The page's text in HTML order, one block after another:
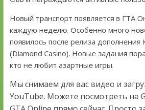
Новый транспорт появляется в ГТА
каждую неделю. Особенно много
появилось после релиза
(Diamond Casino). Новые задания
кто не любит азартные игры.
Мы снимаем для вас видео и
YouTube. Можете посмотреть на